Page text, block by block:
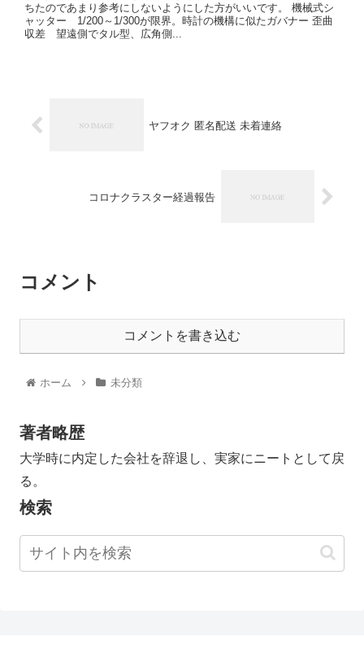
ちたのであまり参考にしないようにした方がいいです。 機械式シ
ャッター 1/200～1/300が限界。時計の機構に似たガバナー 歪曲
収差 望遠側でタル型、広角側...
ヤフオク 匿名配送 未着連絡
コロナクラスター経過報告
コメント
コメントを書き込む
ホーム 未分類
著者略歴
大学時に内定した会社を辞退し、実家にニートとして戻
る。
検索